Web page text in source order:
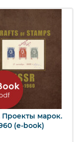
марок.
(e-book)